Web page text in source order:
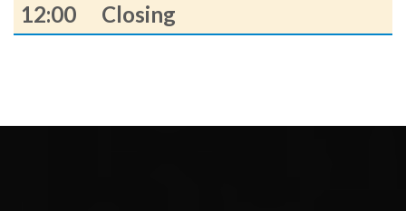
12:00 Closing